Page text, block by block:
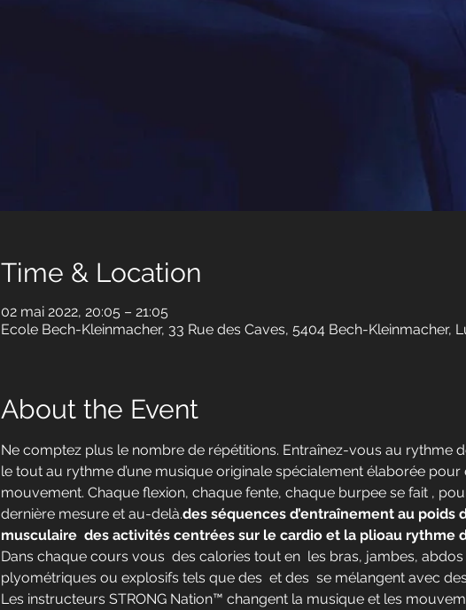
Time & Location
02 mai 2022, 20:05 – 21:05
Ecole Bech-Kleinmacher, 33 Rue des Caves, 5404 Bech-Kleinmacher,
About the Event
Ne comptez plus le nombre de répétitions. Entraînez-vous au rythme
le tout au rythme d’une musique originale spécialement élaborée
mouvement. Chaque flexion, chaque fente, chaque burpee se fait ,
dernière mesure et au-delà.des séquences d’entraînement au
musculaire des activités centrées sur le cardio et la plioau rythme
Dans chaque cours vous des calories tout en les bras, jambes,
plyométriques ou explosifs tels que des et des se mélangent avec
Les instructeurs STRONG Nation™ changent la musique et les